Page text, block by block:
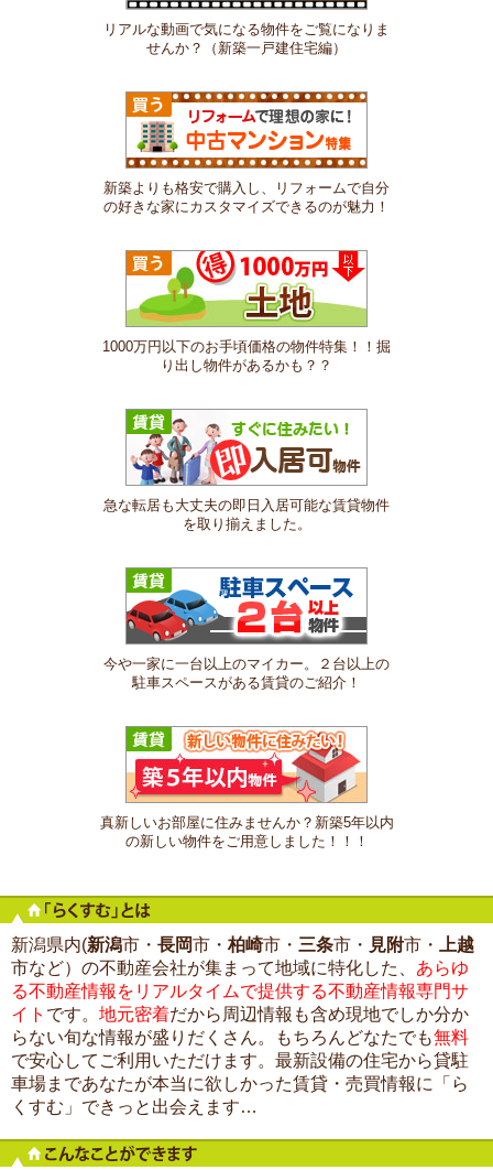
リアルな動画で気になる物件をご覧になりま
せんか？（新築一戸建住宅編）
新築よりも格安で購入し、リフォームで自分
の好きな家にカスタマイズできるのが魅力！
1000万円以下のお手頃価格の物件特集！！掘
り出し物件があるかも？？
急な転居も大丈夫の即日入居可能な賃貸物件
を取り揃えました。
今や一家に一台以上のマイカー。２台以上の
駐車スペースがある賃貸のご紹介！
真新しいお部屋に住みませんか？新築5年以内
の新しい物件をご用意しました！！！
新潟県内(新潟市・ 長岡市・柏崎市・ 三条市・ 見附市・
上越
市など）の不動産会社が集まって地域に特化した、 あらゆ
る不動産情報をリアルタイムで提供する不動産情報専門サ
イト です。 地元密着だから周辺情報も含め現地でしか分か
らない旬な情報が盛りだくさん。もちろんどなたでも無料
で安心してご利用いただけます。最新設備の住宅から貸駐
車場まであなたが本当に欲しかった賃貸・売買情報に「ら
くすむ」できっと出会えます…